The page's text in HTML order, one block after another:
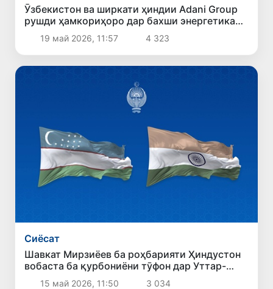
Ӯзбекистон ва ширкати ҳиндии Adani Group
рушди ҳамкориҳоро дар бахши энергетика
баррасӣ карданд
19 май 2026, 11:57 4 323
Сиёсат
Шавкат Мирзиёев ба роҳбарияти Ҳиндустон
вобаста ба қурбониёни тӯфон дар Уттар-
Прадеш ҳамдардӣ изҳор кард
15 май 2026, 11:50 3 034